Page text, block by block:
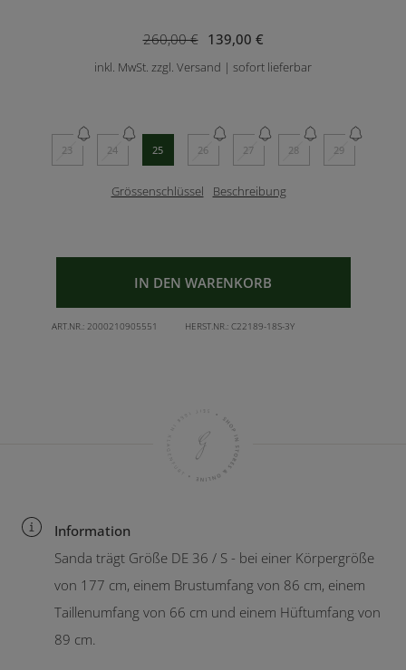
139,00 €
260,00 €
inkl. MwSt. zzgl. Versand | sofort lieferbar
23 24 25 26 27 28 29
Grössenschlüssel Beschreibung
IN DEN WARENKORB
ART.NR.: 2000210905551 HERST.NR.: C22189-18S-3Y
Information
Sanda trägt Größe DE 36 / S - bei einer Körpergröße
von 177 cm, einem Brustumfang von 86 cm, einem
Taillenumfang von 66 cm und einem Hüftumfang von
89 cm.